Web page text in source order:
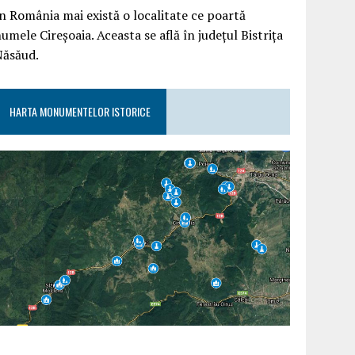
România mai există o localitate ce poartă
Cireșoaia. Aceasta se află în județul Bistrița
HARTA MONUMENTELOR ISTORICE